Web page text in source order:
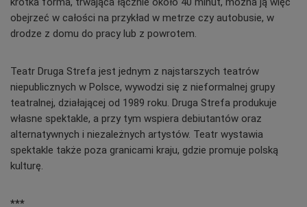
obejrzeć w całości na przykład w metrze czy autobusie, w
drodze z domu do pracy lub z powrotem.
Teatr Druga Strefa jest jednym z najstarszych teatrów
niepublicznych w Polsce, wywodzi się z nieformalnej grupy
teatralnej, działającej od 1989 roku. Druga Strefa produkuje
własne spektakle, a przy tym wspiera debiutantów oraz
alternatywnych i niezależnych artystów. Teatr wystawia
spektakle także poza granicami kraju, gdzie promuje polską
kulturę. ​
***